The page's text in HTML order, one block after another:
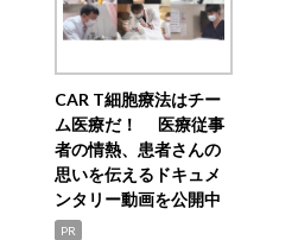
CAR T細胞療法はチー
ム医療だ！ 医療従事
者の情熱、患者さんの
思いを伝えるドキュメ
ンタリー動画を公開中
PR